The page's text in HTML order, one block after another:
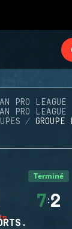
PRO
PRO
Terminé
7:2